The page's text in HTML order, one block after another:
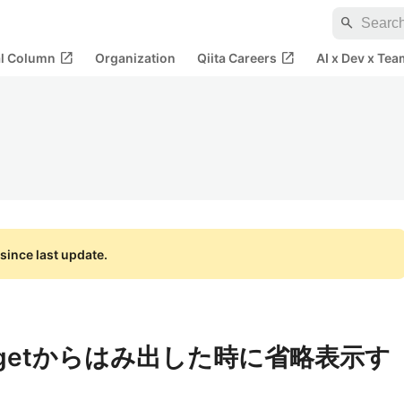
search
Column open_in_new Organization Qiita Careers open_in_new AI x Dev x
last update.
からはみ出した時に省略表示す